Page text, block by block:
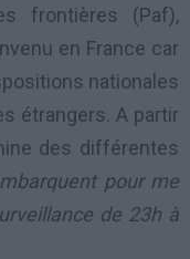
frontières (Paf),
en France car
nationales
étrangers. A partir
des différentes
pour me
de 23h à